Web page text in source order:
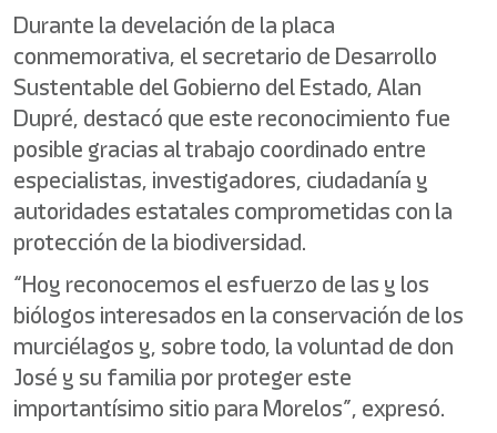
Durante la develación de la placa
conmemorativa, el secretario de Desarrollo
Sustentable del Gobierno del Estado, Alan
Dupré, destacó que este reconocimiento fue
posible gracias al trabajo coordinado entre
especialistas, investigadores, ciudadanía y
autoridades estatales comprometidas con la
protección de la biodiversidad.
“Hoy reconocemos el esfuerzo de las y los
biólogos interesados en la conservación de los
murciélagos y, sobre todo, la voluntad de don
José y su familia por proteger este
importantísimo sitio para Morelos”, expresó.